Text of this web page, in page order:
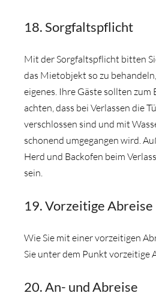
18. Sorgfaltspflicht
Mit der Sorgfaltspflicht bitten
das Mietobjekt so zu
eigenes. Ihre Gäste sollten zum
achten, dass bei Verlassen die
verschlossen sind und mit
schonend umgegangen wird.
Herd und Backofen beim
sein.
19. Vorzeitige Abreise
Wie Sie mit einer vorzeitigen
Sie unter dem Punkt vorzeitige
20. An- und Abreise